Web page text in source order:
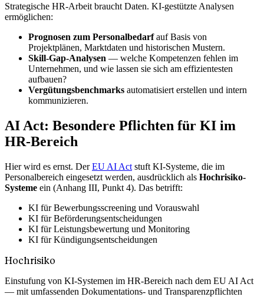
Strategische HR-Arbeit braucht Daten. KI-gestützte Analysen
ermöglichen:
Prognosen zum Personalbedarfauf Basis von
Projektplänen, Marktdaten und historischen Mustern.
Skill-Gap-Analysen — welche Kompetenzen fehlen im
Unternehmen, und wie lassen sie sich am effizientesten
aufbauen?
Vergütungsbenchmarks automatisiert erstellen und intern
kommunizieren.
AI Act: Besondere Pflichten für KI im
HR-Bereich
Hier wird es ernst. DerEU AI Act stuft KI-Systeme, die im
Personalbereich eingesetzt werden, ausdrücklich als Hochrisiko-
Systeme ein (Anhang III, Punkt 4). Das betrifft:
KI für Bewerbungsscreening und Vorauswahl
KI für Beförderungsentscheidungen
KI für Leistungsbewertung und Monitoring
KI für Kündigungsentscheidungen
Hochrisiko
Einstufung von KI-Systemen im HR-Bereich nach dem EU AI Act
— mit umfassenden Dokumentations- und Transparenzpflichten